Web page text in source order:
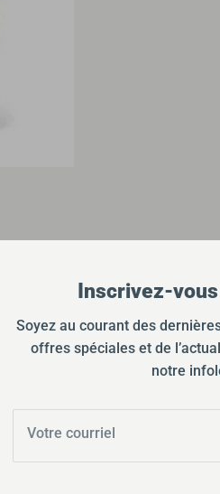
Inscrivez-
Soyez au courant des
offres spéciales et de
notre